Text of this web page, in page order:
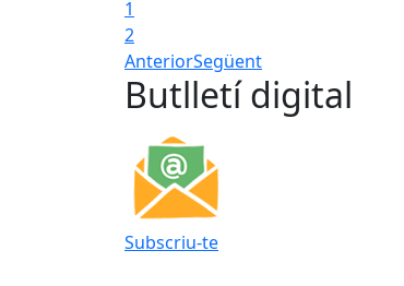
1
2
AnteriorSegüent
Butlletí digital
Subscriu-te